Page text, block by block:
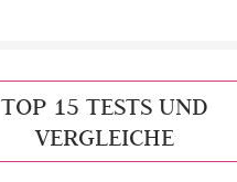
TOP 15 TESTS UND
VERGLEICHE